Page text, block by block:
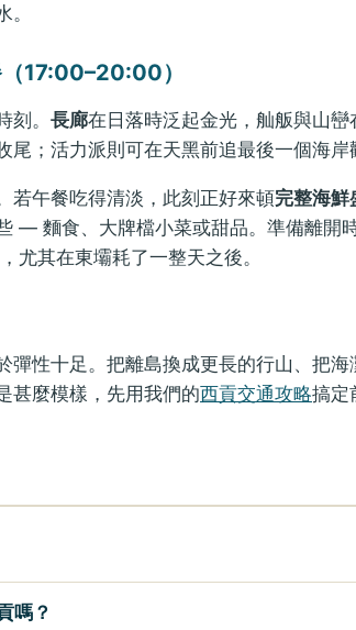
17:00–20:00）
。 長廊在日落時泛起金光，舢舨與山
尾；活力派則可在天黑前追最後一個海岸
若午餐吃得清淡，此刻正好來頓完整海鮮
— 麵食、大牌檔小菜或甜品。準備離開
尤其在東壩耗了一整天之後。
彈性十足。把離島換成更長的行山、把
甚麼模樣，先用我們的西貢交通攻略搞定
嗎？